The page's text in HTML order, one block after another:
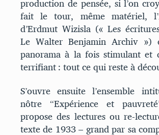
fait le tour, même matériel,
d’Erdmut Wizisla (« Les
Le Walter Benjamin Archiv
panorama à la fois stimulant et
terrifiant : tout ce qui reste à
S’ouvre ensuite l’ensemble
nôtre “Expérience et
propose des lectures ou re-
texte de 1933 – grand par sa